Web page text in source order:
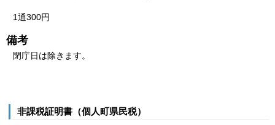
1通300円
備考
閉庁日は除きます。
非課税証明書（個人町県民税）